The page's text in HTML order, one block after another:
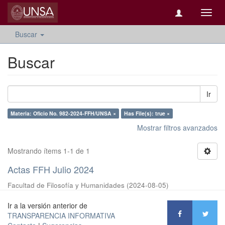
Buscar
Buscar
Ir
Materia: Oficio No. 982-2024-FFH/UNSA × Has File(s): true ×
Mostrar filtros avanzados
Mostrando ítems 1-1 de 1
Actas FFH Julio 2024
Facultad de Filosofía y Humanidades (2024-08-05)
Ir a la versión anterior de
TRANSPARENCIA INFORMATIVA